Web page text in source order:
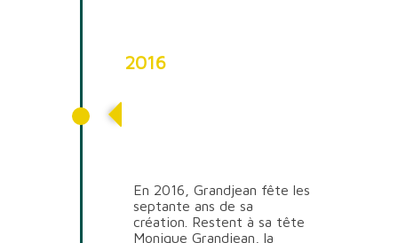
2016
En 2016, Grandjean fête les
septante ans de sa
création. Restent à sa tête
Monique Grandjean, la